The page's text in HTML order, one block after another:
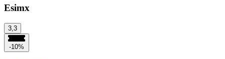
Esimx
3,3
-10%